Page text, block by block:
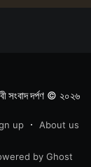
সংবাদ দর্পণ© ২০২৬
up About us
by Ghost